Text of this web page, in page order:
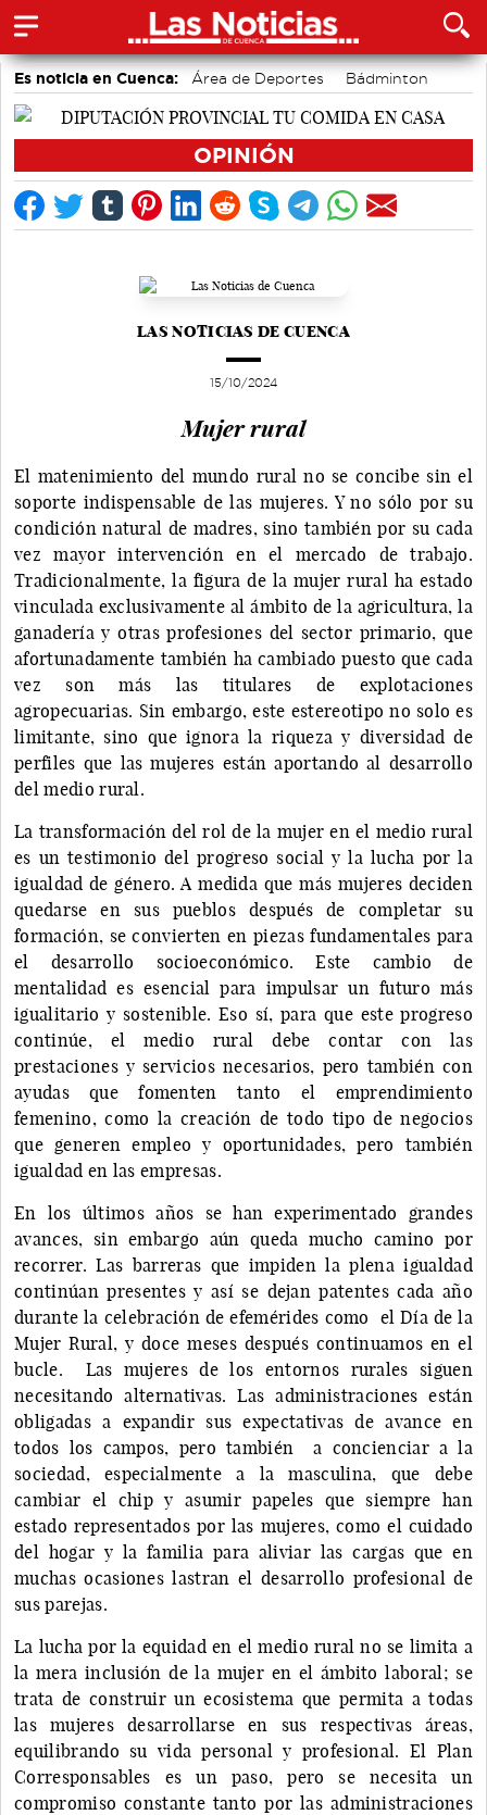
Es noticia en Cuenca: Área de Deportes
Bádminton
Motor
Actividades culturales en Cuenca
OPINIÓN
LAS NOTICIAS DE CUENCA
15/10/2024
Mujer rural
El matenimiento del mundo rural no se concibe sin el
soporte indispensable de las mujeres. Y no sólo por su
condición natural de madres, sino también por su cada
vez mayor intervención en el mercado de trabajo.
Tradicionalmente, la figura de la mujer rural ha estado
vinculada exclusivamente al ámbito de la agricultura, la
ganadería y otras profesiones del sector primario, que
afortunadamente también ha cambiado puesto que cada
vez son más las titulares de explotaciones
agropecuarias. Sin embargo, este estereotipo no solo es
limitante, sino que ignora la riqueza y diversidad de
perfiles que las mujeres están aportando al desarrollo
del medio rural.
La transformación del rol de la mujer en el medio rural
es un testimonio del progreso social y la lucha por la
igualdad de género. A medida que más mujeres deciden
quedarse en sus pueblos después de completar su
formación, se convierten en piezas fundamentales para
el desarrollo socioeconómico. Este cambio de
mentalidad es esencial para impulsar un futuro más
igualitario y sostenible. Eso sí, para que este progreso
continúe, el medio rural debe contar con las
prestaciones y servicios necesarios, pero también con
ayudas que fomenten tanto el emprendimiento
femenino, como la creación de todo tipo de negocios
que generen empleo y oportunidades, pero también
igualdad en las empresas.
En los últimos años se han experimentado grandes
avances, sin embargo aún queda mucho camino por
recorrer. Las barreras que impiden la plena igualdad
continúan presentes y así se dejan patentes cada año
durante la celebración de efemérides como el Día de la
Mujer Rural, y doce meses después continuamos en el
bucle. Las mujeres de los entornos rurales siguen
necesitando alternativas. Las administraciones están
obligadas a expandir sus expectativas de avance en
todos los campos, pero también a concienciar a la
sociedad, especialmente a la masculina, que debe
cambiar el chip y asumir papeles que siempre han
estado representados por las mujeres, como el cuidado
del hogar y la familia para aliviar las cargas que en
muchas ocasiones lastran el desarrollo profesional de
sus parejas.
La lucha por la equidad en el medio rural no se limita a
la mera inclusión de la mujer en el ámbito laboral; se
trata de construir un ecosistema que permita a todas
las mujeres desarrollarse en sus respectivas áreas,
equilibrando su vida personal y profesional. El Plan
Corresponsables es un paso, pero se necesita un
compromiso constante tanto por las administraciones